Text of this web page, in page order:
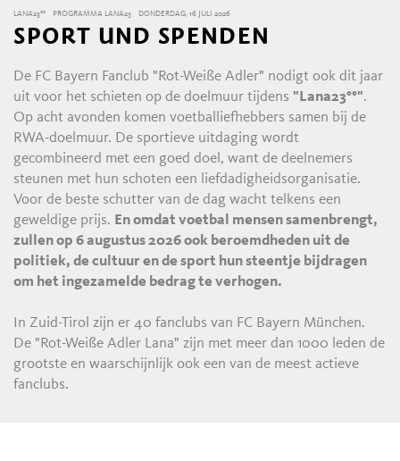
LANA23°° PROGRAMMA LANA23 DONDERDAG, 16 JULI 2026
SPORT UND SPENDEN
De FC Bayern Fanclub "Rot-Weiße Adler" nodigt ook dit jaar
uit voor het schieten op de doelmuur tijdens"Lana23°°".
Op acht avonden komen voetballiefhebbers samen bij de
RWA-doelmuur. De sportieve uitdaging wordt
gecombineerd met een goed doel, want de deelnemers
steunen met hun schoten een liefdadigheidsorganisatie.
Voor de beste schutter van de dag wacht telkens een
geweldige prijs. En omdat voetbal mensen samenbrengt,
zullen op 6 augustus 2026 ook beroemdheden uit de
politiek, de cultuur en de sport hun steentje bijdragen
om het ingezamelde bedrag te verhogen.
In Zuid-Tirol zijn er 40 fanclubs van FC Bayern München.
De "Rot-Weiße Adler Lana" zijn met meer dan 1000 leden de
grootste en waarschijnlijk ook een van de meest actieve
fanclubs.